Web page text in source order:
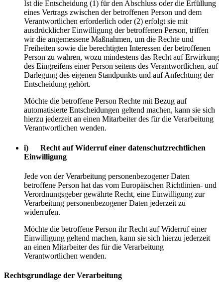
Ist die Entscheidung (1) für den Abschluss oder die Erfüllung
eines Vertrags zwischen der betroffenen Person und dem
Verantwortlichen erforderlich oder (2) erfolgt sie mit
ausdrücklicher Einwilligung der betroffenen Person, triffen
wir die angemessene Maßnahmen, um die Rechte und
Freiheiten sowie die berechtigten Interessen der betroffenen
Person zu wahren, wozu mindestens das Recht auf Erwirkung
des Eingreifens einer Person seitens des Verantwortlichen, auf
Darlegung des eigenen Standpunkts und auf Anfechtung der
Entscheidung gehört.
Möchte die betroffene Person Rechte mit Bezug auf
automatisierte Entscheidungen geltend machen, kann sie sich
hierzu jederzeit an einen Mitarbeiter des für die Verarbeitung
Verantwortlichen wenden.
i) Recht auf Widerruf einer datenschutzrechtlichen
Einwilligung
Jede von der Verarbeitung personenbezogener Daten
betroffene Person hat das vom Europäischen Richtlinien- und
Verordnungsgeber gewährte Recht, eine Einwilligung zur
Verarbeitung personenbezogener Daten jederzeit zu
widerrufen.
Möchte die betroffene Person ihr Recht auf Widerruf einer
Einwilligung geltend machen, kann sie sich hierzu jederzeit
an einen Mitarbeiter des für die Verarbeitung
Verantwortlichen wenden.
Rechtsgrundlage der Verarbeitung